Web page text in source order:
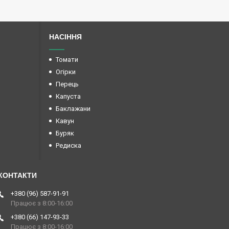
НАСІННЯ
Томати
Огірки
Перець
Капуста
Баклажани
Кавун
Буряк
Редиска
+380 (96) 587-91-91
Працює з 8:00-16:00
+380 (66) 147-93-33
Працює з 8:00-16:00